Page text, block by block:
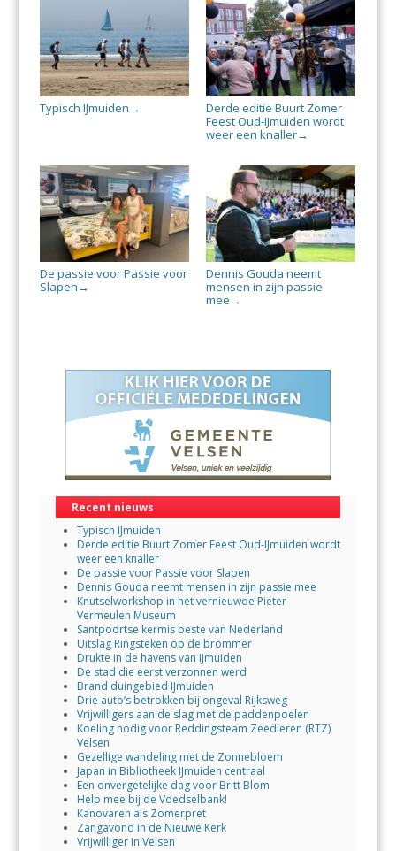
Typisch IJmuiden →
Derde editie Buurt Zomer
Feest Oud-IJmuiden wordt
weer een knaller→
De passie voor Passie voor
Slapen →
Dennis Gouda neemt
mensen in zijn passie
mee →
Recent nieuws
Typisch IJmuiden
Derde editie Buurt Zomer Feest Oud-IJmuiden wordt
weer een knaller
De passie voor Passie voor Slapen
Dennis Gouda neemt mensen in zijn passie mee
Knutselworkshop in het vernieuwde Pieter
Vermeulen Museum
Santpoortse kermis beste van Nederland
Uitslag Ringsteken op de brommer
Drukte in de havens van IJmuiden
De stad die eerst verzonnen werd
Brand duingebied IJmuiden
Drie auto’s betrokken bij ongeval Rijksweg
Vrijwilligers aan de slag met de paddenpoelen
Koeling nodig voor Reddingsteam Zeedieren (RTZ)
Velsen
Gezellige wandeling met de Zonnebloem
Japan in Bibliotheek IJmuiden centraal
Een onvergetelijke dag voor Britt Blom
Help mee bij de Voedselbank!
Kanovaren als Zomerpret
Zangavond in de Nieuwe Kerk
Vrijwilliger in Velsen